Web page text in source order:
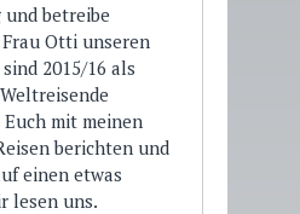
betreibe
Otti unseren
2015/16 als
mit meinen
berichten und
einen etwas
lesen uns.